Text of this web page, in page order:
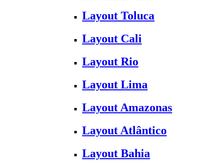
Layout Toluca
Layout Cali
Layout Rio
Layout Lima
Layout Amazonas
Layout Atlântico
Layout Bahia